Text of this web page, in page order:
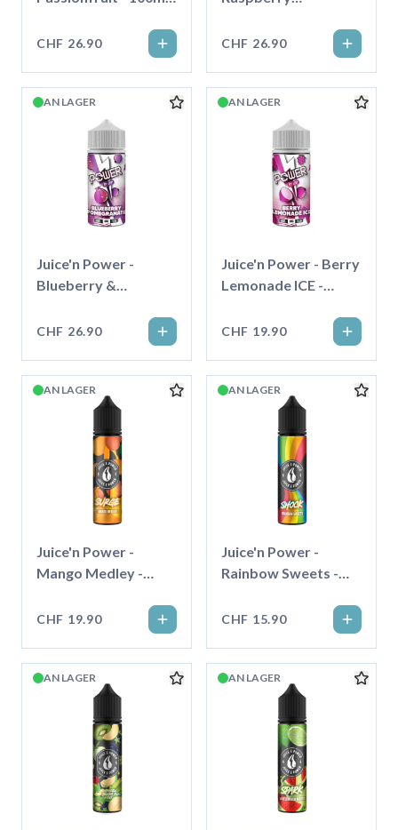
CHF 26.90
Shortfill
CHF 26.90
AN LAGER
Juice'n Power -
Blueberry &
100ml - Shortfill
CHF 26.90
AN LAGER
Juice'n Power - Berry
Lemonade ICE -
CHF 19.90
AN LAGER
Juice'n Power -
Mango Medley -
CHF 19.90
AN LAGER
Juice'n Power -
Rainbow Sweets -
CHF 15.90
AN LAGER AN LAGER